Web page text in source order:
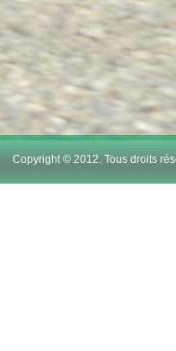
15
17
Copyright © 2012. Tous droits